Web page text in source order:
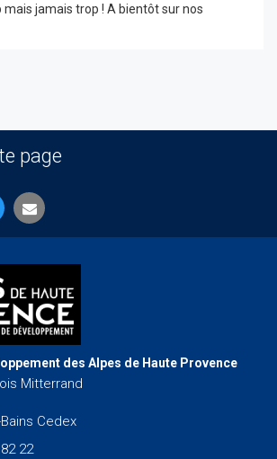
mais jamais trop ! A bientôt sur nos
page
des Alpes de Haute Provence
Mitterrand
Cedex
22